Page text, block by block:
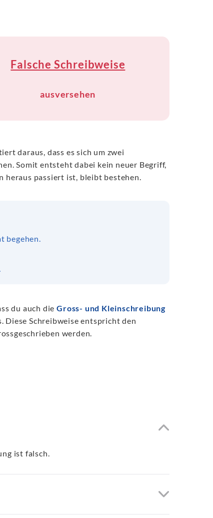
Falsche Schreibweise
ausversehen
daraus, dass es sich um zwei
Somit entsteht dabei kein neuer Begriff,
heraus passiert ist, bleibt bestehen.
begehen.
du auch dieGross- und Kleinschreibung
Diese Schreibweise entspricht den
werden.
ist falsch.